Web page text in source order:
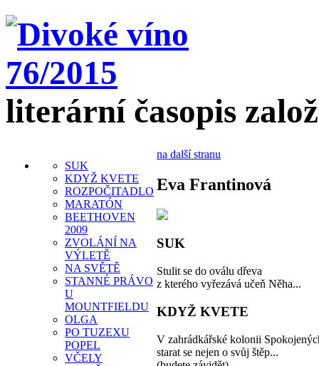
literární časopis
SUK
KDYŽ KVETE
ROZPOČITADLO
MARATÓN
BEETHOVEN
2009
ZVOLÁNÍ NA
VÝLETĚ
NA SVĚTĚ
STANNÉ PRÁVO
U
MOUNTFIELDU
OLGA
PO TUZEXU
POPEL
VČELY
na další stranu
Eva Frantinová
SUK
Stulit se do oválu dřeva
z kterého vyřezává učeň Něha...
KDYŽ KVETE
V zahrádkářské kolonii
starat se nejen o svůj štěp...